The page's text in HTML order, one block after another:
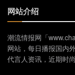
网站介绍
潮流情报网「
网站，每日播报国内
代言人资讯，近期时